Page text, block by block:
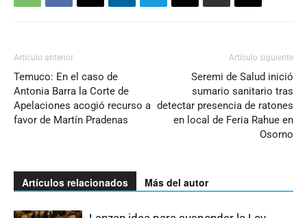
Artículo anterior
Temuco: En el caso de
Antonia Barra la Corte de
Apelaciones acogió recurso a
favor de Martín Pradenas
Artículo siguiente
Seremi de Salud inició
sumario sanitario tras
detectar presencia de ratones
en local de Feria Rahue en
Osorno
Artículos relacionados Más del autor